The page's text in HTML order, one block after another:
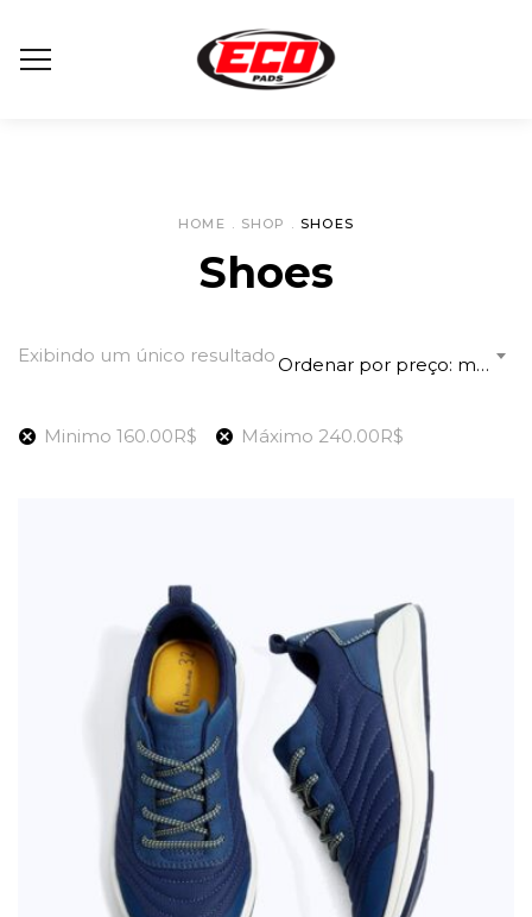
Shoes
HOME . SHOP . SHOES
Exibindo um único resultado Ordenar por preço: menor para maior
Minimo 160.00R$ Máximo 240.00R$